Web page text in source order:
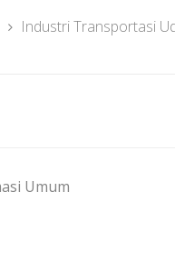
Industri Transportasi
Umum